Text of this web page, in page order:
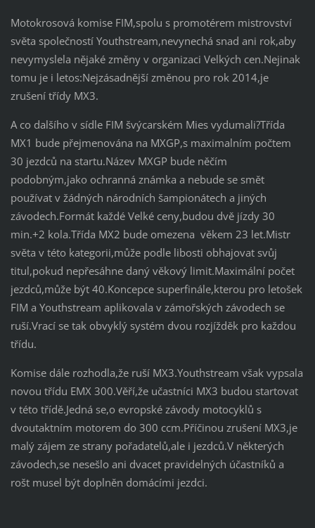
Motokrosová komise FIM,spolu s promotérem mistrovství
světa společností Youthstream,nevynechá snad ani rok,aby
nevymyslela nějaké změny v organizaci Velkých cen.Nejinak
tomu je i letos:Nejzásadnější změnou pro rok 2014,je
zrušení třídy MX3.
A co dalšího v sídle FIM švýcarském Mies vydumali?Třída
MX1 bude přejmenována na MXGP,s maximalním počtem
30 jezdců na startu.Název MXGP bude něčím
podobným,jako ochranná známka a nebude se smět
používat v žádných národních šampionátech a jiných
závodech.Formát každé Velké ceny,budou dvě jízdy 30
min.+2 kola.Třída MX2 bude omezena věkem 23 let.Mistr
světa v této kategorii,může podle libosti obhajovat svůj
titul,pokud nepřesáhne daný věkový limit.Maximální počet
jezdců,může být 40.Koncepce superfinále,kterou pro letošek
FIM a Youthstream aplikovala v zámořských závodech se
ruší.Vrací se tak obvyklý systém dvou rozjížděk pro každou
třídu.
Komise dále rozhodla,že ruší MX3.Youthstream však vypsala
novou třídu EMX 300.Věří,že učastníci MX3 budou startovat
v této třídě.Jedná se,o evropské závody motocyklů s
dvoutaktním motorem do 300 ccm.Příčinou zrušení MX3,je
malý zájem ze strany pořadatelů,ale i jezdců.V některých
závodech,se nesešlo ani dvacet pravidelných účastníků a
rošt musel být doplněn domácími jezdci.